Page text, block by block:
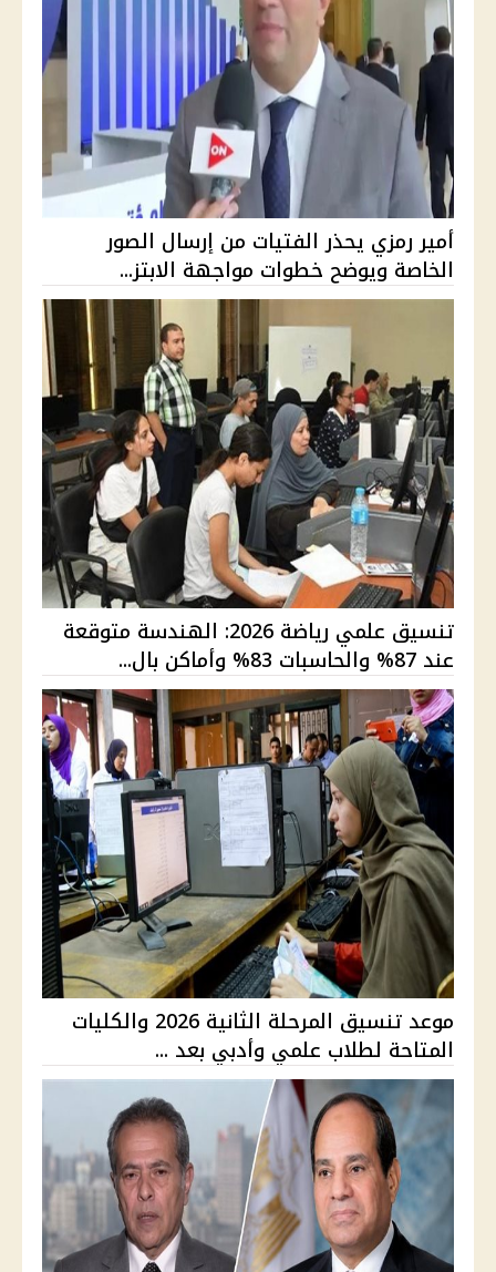
أمير رمزي يحذر الفتيات من إرسال الصور
الخاصة ويوضح خطوات مواجهة الابتز...
تنسيق علمي رياضة 2026: الهندسة متوقعة
عند 87% والحاسبات 83% وأماكن بال...
موعد تنسيق المرحلة الثانية 2026 والكليات
المتاحة لطلاب علمي وأدبي بعد ...